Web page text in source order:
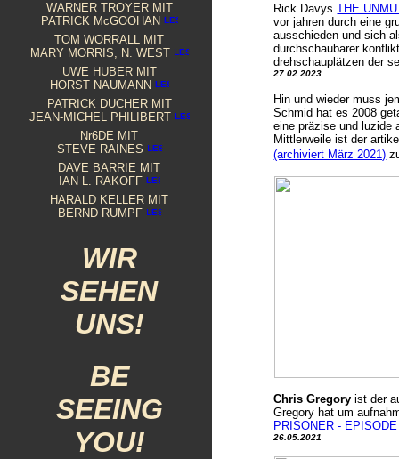
WARNER TROYER MIT
PATRICK McGOOHAN
TOM WORRALL MIT
MARY MORRIS, N. WEST
UWE HUBER MIT
HORST NAUMANN
PATRICK DUCHER MIT
JEAN-MICHEL PHILIBERT
Nr6DE MIT
STEVE RAINES
DAVE BARRIE MIT
IAN L. RAKOFF
HARALD KELLER MIT
BERND RUMPF
WIR
SEHEN
UNS!
BE
SEEING
YOU!
Rick DavysTHE
vor jahren durch eine
ausschieden und sich
durchschaubarer
drehschauplätzen der
27.02.2023
Hin und wieder muss
Schmid hat es 2008
eine präzise und luzide
Mittlerweile ist der
(archiviert März 2021)
Chris Gregory ist der
Gregory hat um
PRISONER -
26.05.2021